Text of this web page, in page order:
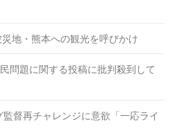
地・熊本への観光を呼びかけ
問題に関する投稿に批判殺到して
監督再チャレンジに意欲「一応ライ